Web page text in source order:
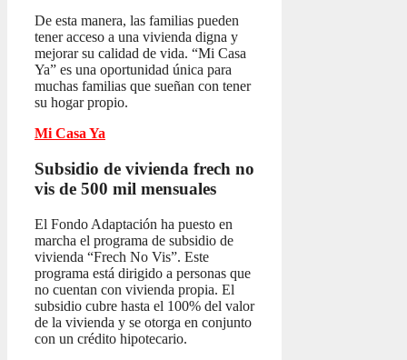
De esta manera, las familias pueden
tener acceso a una vivienda digna y
mejorar su calidad de vida. “Mi Casa
Ya” es una oportunidad única para
muchas familias que sueñan con tener
su hogar propio.
Mi Casa Ya
Subsidio de vivienda frech no
vis de 500 mil mensuales
El Fondo Adaptación ha puesto en
marcha el programa de subsidio de
vivienda “Frech No Vis”. Este
programa está dirigido a personas que
no cuentan con vivienda propia. El
subsidio cubre hasta el 100% del valor
de la vivienda y se otorga en conjunto
con un crédito hipotecario.